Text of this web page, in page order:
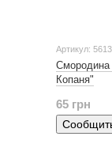
Артикул: 5613
Копаня"
65 грн